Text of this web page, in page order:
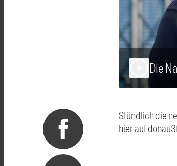
Die
Stündlich die
hier auf